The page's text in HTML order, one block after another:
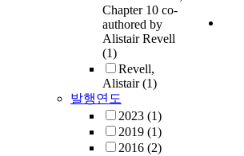
Chapter 10 co-
authored by
Alistair Revell
(1)
Revell,
Alistair(1)
발행연도
2023 (1)
2019 (1)
2016 (2)